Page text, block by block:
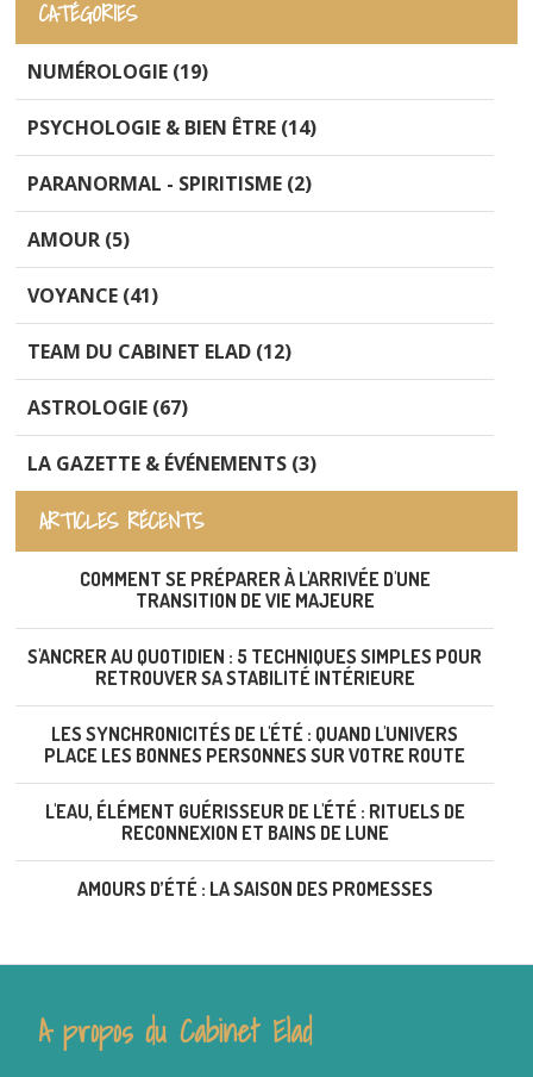
CATÉGORIES
NUMÉROLOGIE (19)
PSYCHOLOGIE & BIEN ÊTRE (14)
PARANORMAL - SPIRITISME (2)
AMOUR (5)
VOYANCE (41)
TEAM DU CABINET ELAD (12)
ASTROLOGIE (67)
LA GAZETTE & ÉVÉNEMENTS (3)
ARTICLES RÉCENTS
COMMENT SE PRÉPARER À L'ARRIVÉE D'UNE
TRANSITION DE VIE MAJEURE
S'ANCRER AU QUOTIDIEN : 5 TECHNIQUES SIMPLES POUR
RETROUVER SA STABILITÉ INTÉRIEURE
LES SYNCHRONICITÉS DE L'ÉTÉ : QUAND L'UNIVERS
PLACE LES BONNES PERSONNES SUR VOTRE ROUTE
L'EAU, ÉLÉMENT GUÉRISSEUR DE L'ÉTÉ : RITUELS DE
RECONNEXION ET BAINS DE LUNE
AMOURS D’ÉTÉ : LA SAISON DES PROMESSES
A propos du Cabinet Elad